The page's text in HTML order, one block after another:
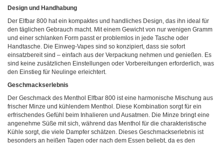
Design und Handhabung
Der Elfbar 800 hat ein kompaktes und handliches Design, das ihn ideal für
den täglichen Gebrauch macht. Mit einem Gewicht von nur wenigen Gramm
und einer schlanken Form passt er problemlos in jede Tasche oder
Handtasche. Die Einweg-Vapes sind so konzipiert, dass sie sofort
einsatzbereit sind – einfach aus der Verpackung nehmen und genießen. Es
sind keine zusätzlichen Einstellungen oder Vorbereitungen erforderlich, was
den Einstieg für Neulinge erleichtert.
Geschmackserlebnis
Der Geschmack des Menthol Elfbar 800 ist eine harmonische Mischung aus
frischer Minze und kühlendem Menthol. Diese Kombination sorgt für ein
erfrischendes Gefühl beim Inhalieren und Ausatmen. Die Minze bringt eine
angenehme Süße mit sich, während das Menthol für die charakteristische
Kühle sorgt, die viele Dampfer schätzen. Dieses Geschmackserlebnis ist
besonders an heißen Tagen oder nach dem Essen beliebt, da es den